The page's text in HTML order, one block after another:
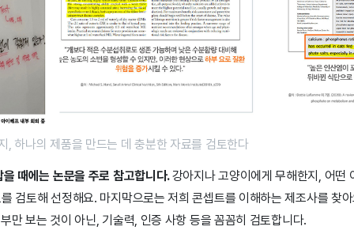
, 하나의 제품을 만드는 데 충분한 자료를 검토한다
때에는 논문을 주로 참고합니다.강아지나 고양이에게 무해한지, 어떤
검토해 선정해요. 마지막으로는 저희 콘셉트를 이해하는 제조사를 찾
만 보는 것이 아닌, 기술력, 인증 사항 등을 꼼꼼히 검토합니다.